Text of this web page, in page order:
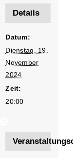
Details
Datum:
Dienstag, 19.
November
2024
Zeit:
20:00